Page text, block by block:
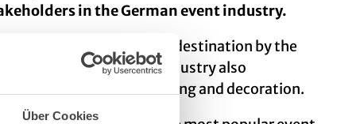
Über Cookies
in the German event industry.
one favourite event destination by the
But the Cologne event industry also
terms of locations, catering and decoration.